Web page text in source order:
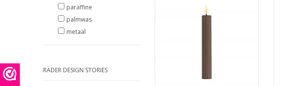
paraffine
palmwas
metaal
RÄDER DESIGN STORIES
bijgeleverd
Timerfunctie (2, 4, 6, 8 uur)